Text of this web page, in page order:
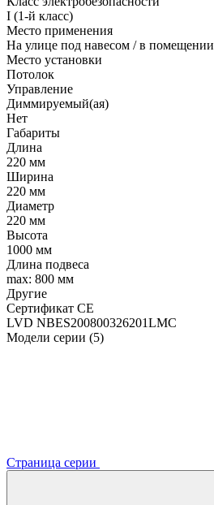
I (1-й класс)
Место применения
На улице под навесом / в помещении
Место установки
Потолок
Управление
Диммируемый(ая)
Нет
Габариты
Длина
220 мм
Ширина
220 мм
Диаметр
220 мм
Высота
1000 мм
Длина подвеса
max: 800 мм
Другие
Сертификат CE
LVD NBES200800326201LMC
Модели серии (5)
Страница серии